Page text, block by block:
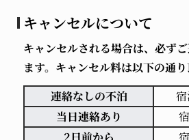
キャンセルについて
キャンセルされる場合は、必ず
ます。キャンセル料は以下の通り
連絡なしの不泊
当日連絡あり